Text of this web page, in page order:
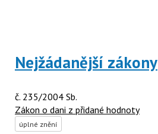
Nejžádanější zákony
č. 235/2004 Sb.
Zákon o dani z přidané hodnoty
úplné znění